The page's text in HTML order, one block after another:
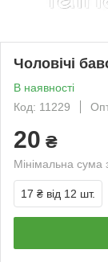
Чоловічі
В наявності
Код: 11229
20 ₴
Мінімальна
17 ₴ від 12 шт.